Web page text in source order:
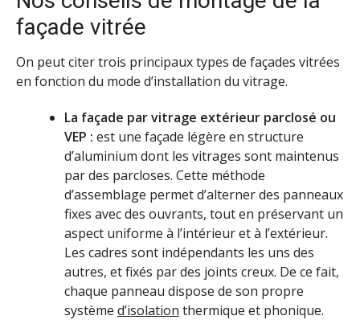
façade vitrée
On peut citer trois principaux types de façades vitrées
en fonction du mode d’installation du vitrage.
La façade par vitrage extérieur parclosé ou
VEP : est une façade légère en structure
d’aluminium dont les vitrages sont maintenus
par des parcloses. Cette méthode
d’assemblage permet d’alterner des panneaux
fixes avec des ouvrants, tout en préservant un
aspect uniforme à l’intérieur et à l’extérieur.
Les cadres sont indépendants les uns des
autres, et fixés par des joints creux. De ce fait,
chaque panneau dispose de son propre
système d’isolation thermique et phonique.